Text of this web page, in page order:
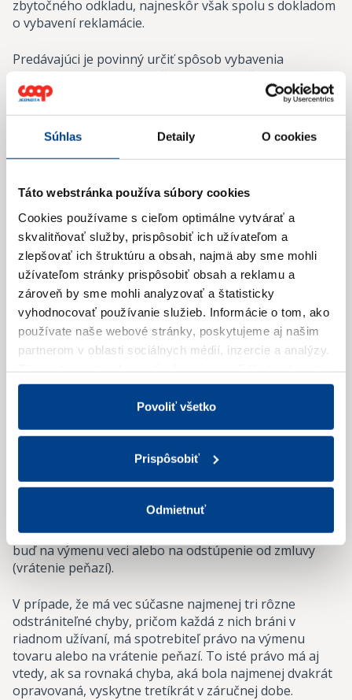
Súhlas Detaily O cookies
Táto webstránka používa súbory cookies
Cookies používame s cieľom optimálne vytvárať a
skvalitňovať služby, prispôsobiť ich užívateľom a
zlepšovať ich štruktúru a obsah, najmä aby sme mohli
užívateľom stránky prispôsobiť obsah a reklamu a
zároveň by sme mohli analyzovať a štatisticky
vyhodnocovať používanie služieb. Informácie o tom, ako
používate naše webové stránky, poskytujeme aj našim
partnerom v oblasti sociálnych médií, inzercie a analýzy.
ktoré vám poskytli alebo ktoré vás získali, keď ste
Viac informácií nájdete v Zásadách
spracúvania súborov cookies.
Povoliť všetko
Prispôsobiť
Odmietnuť
zbytočného odkladu, najneskôr však spolu s dokladom
o vybavení reklamácie.
Predávajúci je povinný určiť spôsob vybavenia
reklamácie do 3 dní od začiatku reklamačného konania
(deň prijatia reklamovaného tovaru), v odôvodnených
prípadoch, najmä ak sa vyžaduje zložité technické
zhodnotenie stavu tovaru najneskôr do 30 dní odo dňa
začiatku reklamačného konania. Po určení spôsobu
vybavenia reklamácie predávajúci alebo určená osoba
možno reklamáciu vybaviť aj neskôr. Vybavenie
reklamácie však nesmie trvať dlhšie ako 30 dní odo dňa
uplatnenia reklamácie. Po uplynutí lehoty na vybavenie
reklamácie má spotrebiteľ právo od zmluvy odstúpiť
alebo má právo na výmenu tovaru za nový tovar.
Práva kupujúceho pri uplatnení reklamácie
Pri odstrániteľnej chybe má kupujúci právo, aby bola
bezplatne, včas a riadne odstránená. O spôsobe
odstránenia chyby rozhoduje predávajúci a je povinný
chybu bez zbytočného odkladu odstrániť.
Kupujúci môže požadovať namiesto odstránenia chyby
predávajúcemu nevzniknú neprimerané náklady
vzhľadom na cenu tovaru alebo závažnosť chyby.
Pri výskyte neodstrániteľnej chyby, ktorá bráni
riadnemu užívaniu veci na daný účel, má kupujúci právo
buď na výmenu veci alebo na odstúpenie od zmluvy
(vrátenie peňazí).
V prípade, že má vec súčasne najmenej tri rôzne
odstrániteľné chyby, pričom každá z nich bráni v
riadnom užívaní, má spotrebiteľ právo na výmenu
tovaru alebo na vrátenie peňazí. To isté právo má aj
vtedy, ak sa rovnaká chyba, aká bola najmenej dvakrát
opravovaná, vyskytne tretíkrát v záručnej dobe.